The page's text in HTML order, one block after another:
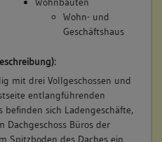
und Nutzung als
(a).
Wohn- und
Geschäftshaus
mit drei Vollgeschossen und
entlangführenden
befinden sich Ladengeschäfte,
Dachgeschoss Büros der
Spitzboden des Daches ein